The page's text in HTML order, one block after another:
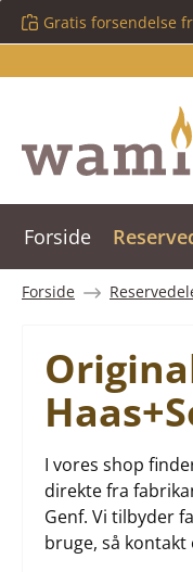
til hovedindhold
Spring til søgning
Gå til
Gratis forsendelse
Forside
Forside
I vores shop
direkte fra
Genf. Vi tilbyder
bruge, så kontakt